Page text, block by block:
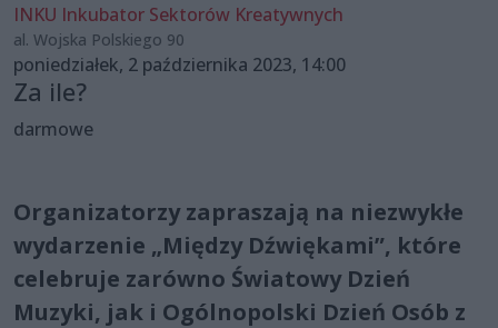
INKU Inkubator Sektorów Kreatywnych
al. Wojska Polskiego 90
poniedziałek, 2 października 2023, 14:00
Za ile?
darmowe
Organizatorzy zapraszają na niezwykłe
wydarzenie „Między Dźwiękami”, które
celebruje zarówno Światowy Dzień
Muzyki, jak i Ogólnopolski Dzień Osób z